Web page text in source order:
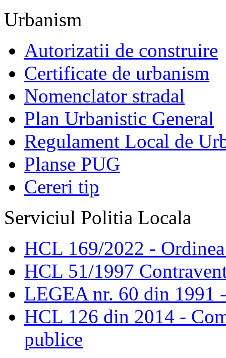
Urbanism
Autorizatii de construire
Certificate de urbanism
Nomenclator stradal
Plan Urbanistic General
Regulament Local de
Planse PUG
Cereri tip
Serviciul Politia Locala
HCL 169/2022 -
HCL 51/1997
LEGEA nr. 60 din 1991
HCL 126 din 2014 -
publice